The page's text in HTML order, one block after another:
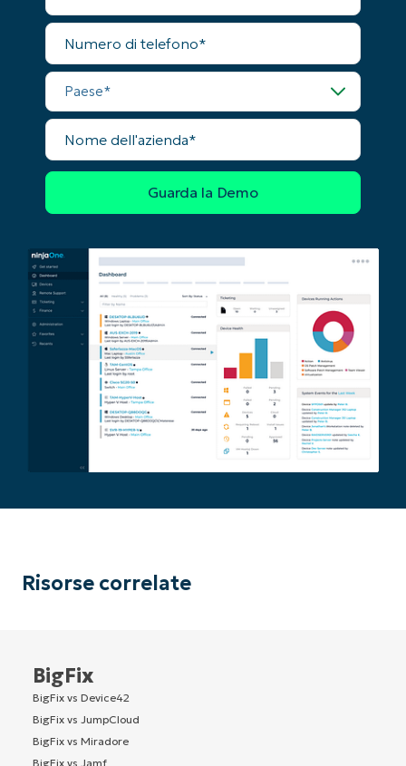
Numero
telefono
Paese
Nome
dell'azienda
Risorse correlate
BigFix
BigFix vs Device42
BigFix vs JumpCloud
BigFix vs Miradore
BigFix vs Jamf
name*
Business
email*
Phone
number*
Paese
Company